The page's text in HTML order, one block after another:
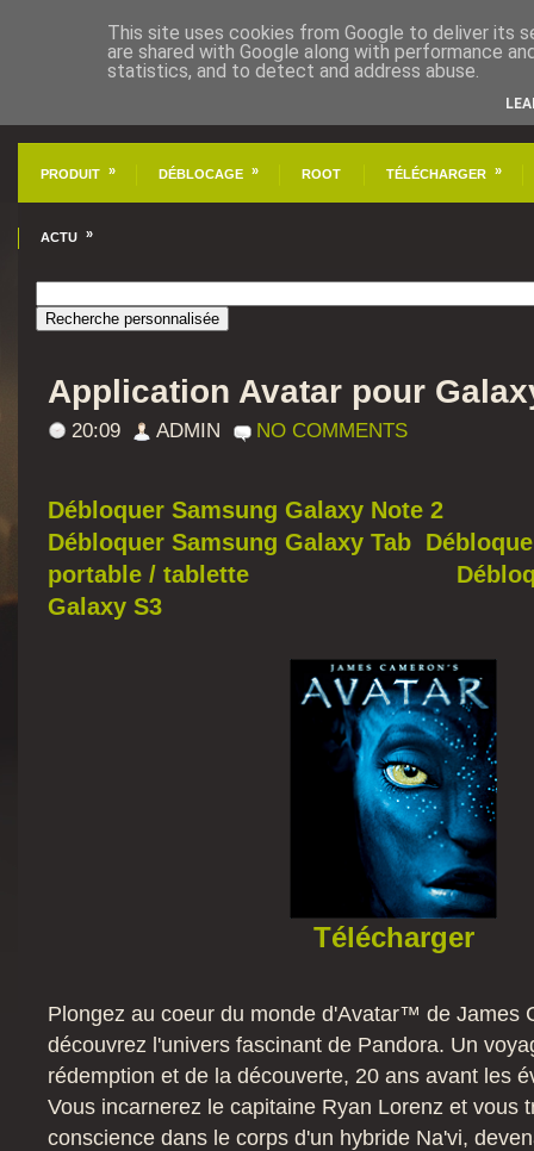
PRODUIT » DÉBLOCAGE » ROOT TÉLÉCHARGER »
ACTU »
Application Avatar pour
20:09 ADMIN NO COMMENTS
Débloquer Samsung Galaxy Note 2
Débloquer Samsung Galaxy Tab
portable / tablette
Galaxy S3
Télécharger
Plongez au coeur du monde d'Avatar™ de James
découvrez l'univers fascinant de Pandora. Un
rédemption et de la découverte, 20 ans avant les
Vous incarnerez le capitaine Ryan Lorenz et vous
conscience dans le corps d'un hybride Na'vi,
This site uses cookies from Google to deliver its
are shared with Google along with performance
statistics, and to detect and address abuse.